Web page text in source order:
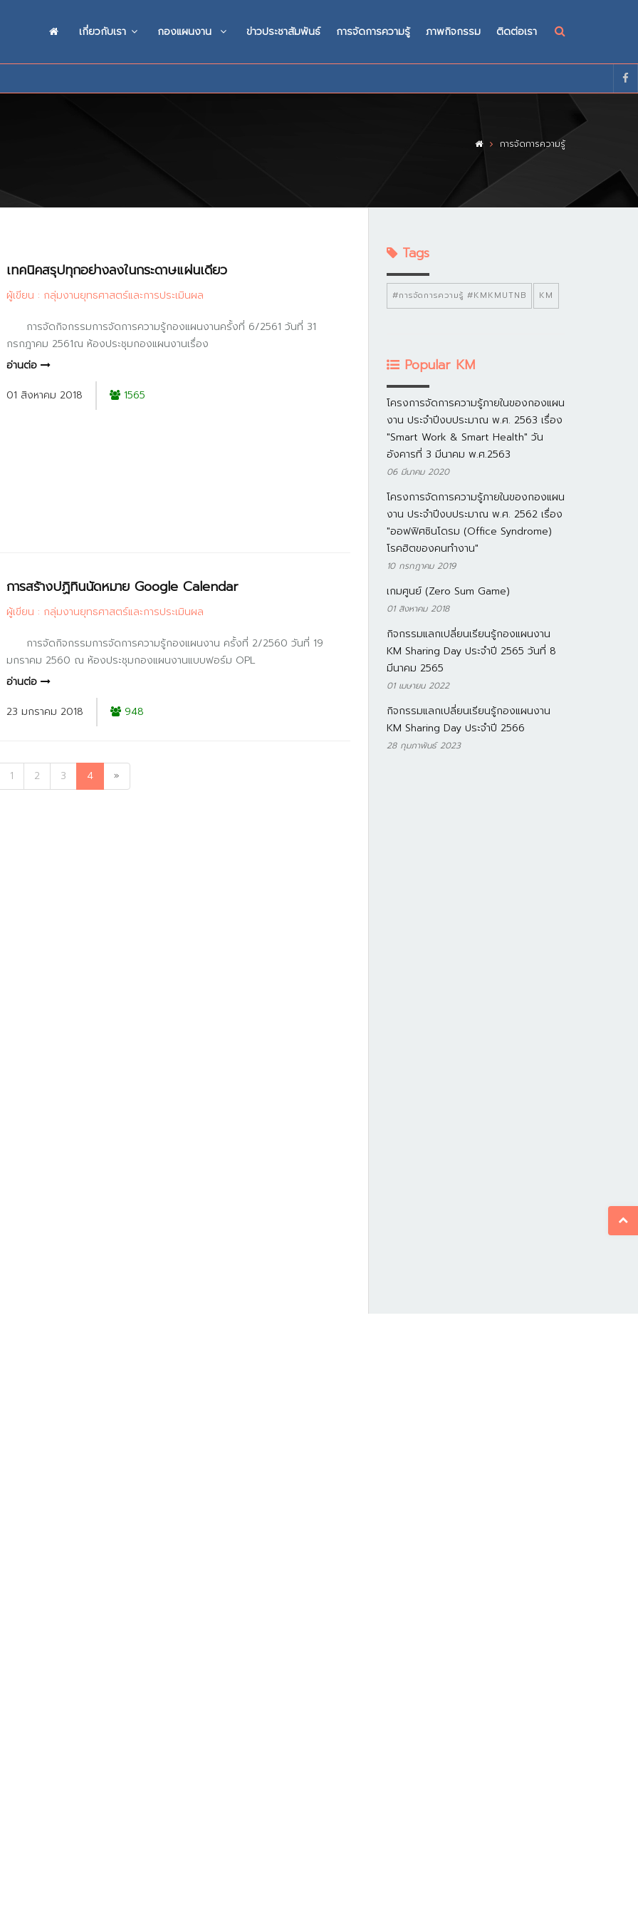
เกี่ยวกับเรา กองแผนงาน ข่าวประชาสัมพันธ์ การจัดการความรู้ ภาพกิจกรรม ติดต่อเรา
การจัดการความรู้
เทคนิคสรุปทุกอย่างลงในกระดาษแผ่นเดียว
ผู้เขียน : กลุ่มงานยุทธศาสตร์และการประเมินผล
การจัดกิจกรรมการจัดการความรู้กองแผนงานครั้งที่ 6/2561 วันที่ 31
กรกฎาคม 2561ณ ห้องประชุมกองแผนงานเรื่อง
อ่านต่อ
01 สิงหาคม 2018
1565
การสร้างปฏิทินนัดหมาย Google Calendar
ผู้เขียน : กลุ่มงานยุทธศาสตร์และการประเมินผล
การจัดกิจกรรมการจัดการความรู้กองแผนงาน ครั้งที่ 2/2560 วันที่ 19
มกราคม 2560 ณ ห้องประชุมกองแผนงานแบบฟอร์ม OPL
อ่านต่อ
23 มกราคม 2018
948
1 2 3 4 »
Tags
#การจัดการความรู้ #KMKMUTNB KM
Popular KM
โครงการจัดการความรู้ภายในของกองแผน
งาน ประจำปีงบประมาณ พ.ศ. 2563 เรื่อง
"Smart Work & Smart Health" วัน
อังคารที่ 3 มีนาคม พ.ศ.2563
06 มีนาคม 2020
โครงการจัดการความรู้ภายในของกองแผน
งาน ประจำปีงบประมาณ พ.ศ. 2562 เรื่อง
"ออฟฟิศซินโดรม (Office Syndrome)
โรคฮิตของคนทำงาน"
10 กรกฎาคม 2019
เกมศูนย์ (Zero Sum Game)
01 สิงหาคม 2018
กิจกรรมแลกเปลี่ยนเรียนรู้กองแผนงาน
KM Sharing Day ประจำปี 2565 วันที่ 8
มีนาคม 2565
01 เมษายน 2022
กิจกรรมแลกเปลี่ยนเรียนรู้กองแผนงาน
KM Sharing Day ประจำปี 2566
28 กุมภาพันธ์ 2023